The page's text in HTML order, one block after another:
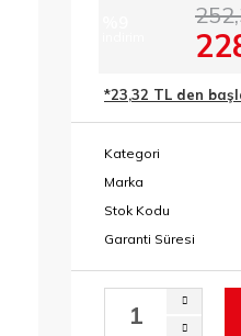
*23,32 TL den
Kategori
Marka
Stok Kodu
Garanti Süresi